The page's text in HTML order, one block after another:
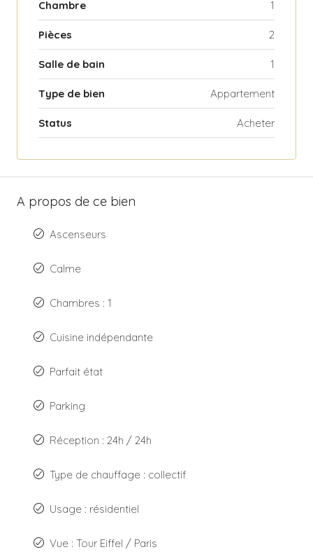
Chambre 1
Pièces 2
Salle de bain 1
Type de bien Appartement
Status Acheter
A propos de ce bien
Ascenseurs
Calme
Chambres : 1
Cuisine indépendante
Parfait état
Parking
Réception : 24h / 24h
Type de chauffage : collectif
Usage : résidentiel
Vue : Tour Eiffel / Paris